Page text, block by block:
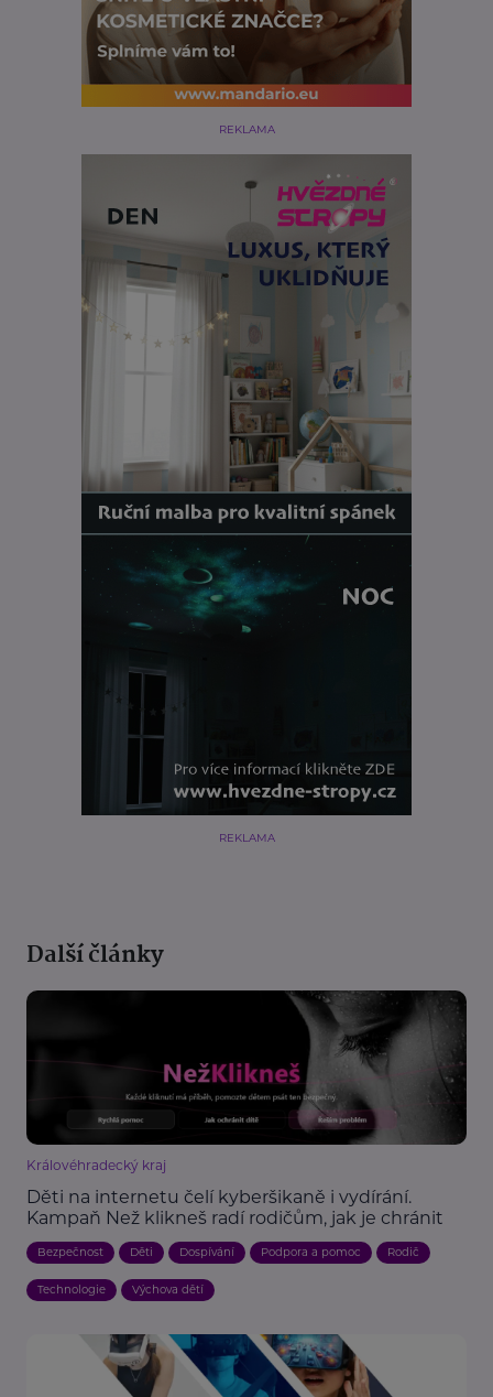
REKLAMA
REKLAMA
Další články
Královéhradecký kraj
Děti na internetu čelí kyberšikaně i vydírání.
Kampaň Než klikneš radí rodičům, jak je chránit
Bezpečnost Děti Dospívání Podpora a pomoc Rodič
Technologie Výchova dětí